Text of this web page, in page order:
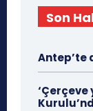
Son
Antep’te
‘Çerçeve